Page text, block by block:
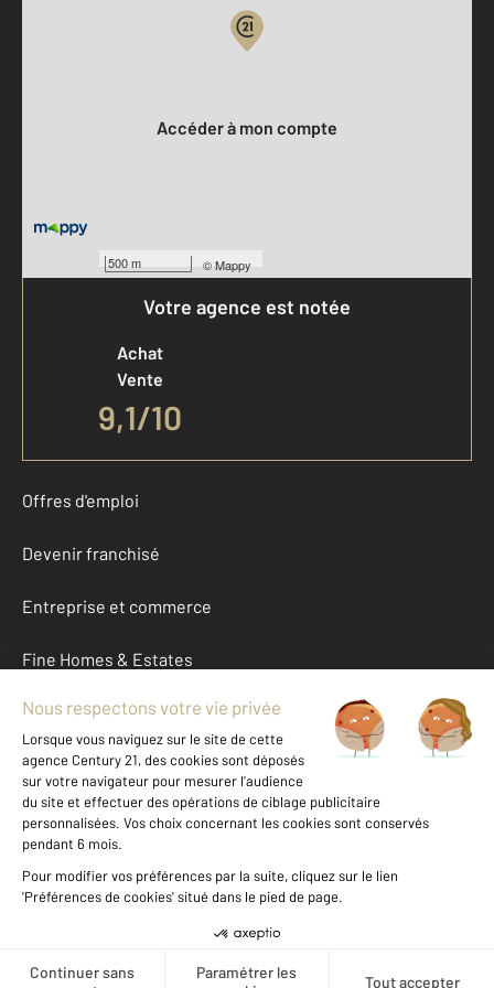
500 m ©Mappy
Accéder à mon compte
Votre agence est notée
Achat
Vente
9,1/10
Offres d'emploi
Devenir franchisé
Entreprise et commerce
Fine Homes & Estates
À propos
International
Nous contacter
Données personnelles
Gestionnaire des cookies